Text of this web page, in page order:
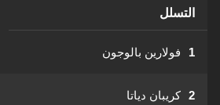
التسلل
1 فولارين بالوجون
2 كريبان دياتا